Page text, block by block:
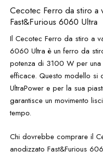
Cecotec Ferro da stiro a
Fast&Furious 6060 Ultra
Il Cecotec Ferro da stiro a
6060 Ultra è un ferro da
potenza di 3100 W per
efficace. Questo modello si
UltraPower e per la sua
garantisce un movimento
tempo.
Chi dovrebbe comprare il
anodizzato Fast&Furious